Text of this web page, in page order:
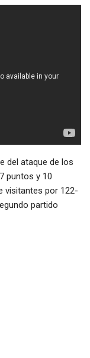
del ataque de los
puntos y 10
visitantes por 122-
partido